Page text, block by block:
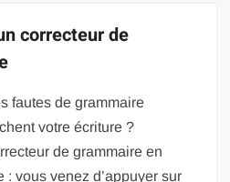
correcteur de
fautes de grammaire
votre écriture ?
de grammaire en
vous venez d’appuyer sur